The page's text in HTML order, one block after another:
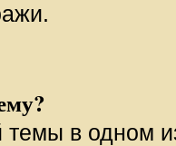
темы в одном